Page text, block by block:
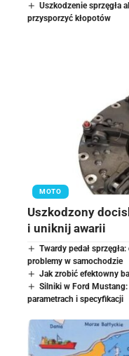
Uszkodzenie sprzęgła
przysporzyć kłopotów
MOTO
Uszkodzony
i uniknij awarii
Twardy pedał
problemy w samochodzie
Jak zrobić efektowny
Silniki w Ford
parametrach i specyfikacji